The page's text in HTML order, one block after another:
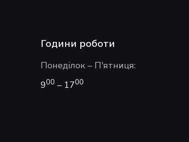
Години роботи
Понеділок – П'ятниця:
900 – 1700